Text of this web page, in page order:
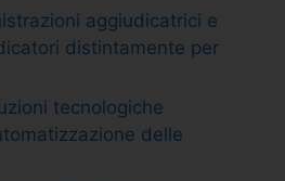
aggiudicatrici e
distintamente per
tecnologiche
delle